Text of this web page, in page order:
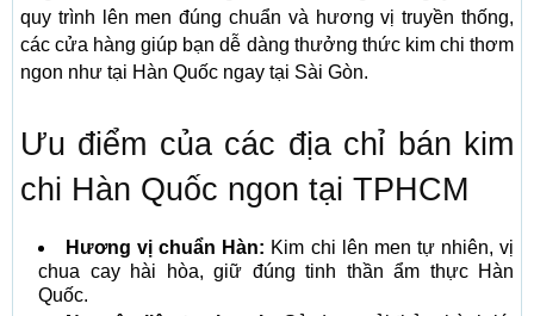
quy trình lên men đúng chuẩn và hương vị truyền thống,
các cửa hàng giúp bạn dễ dàng thưởng thức kim chi thơm
ngon như tại Hàn Quốc ngay tại Sài Gòn.
Ưu điểm của các địa chỉ bán kim
chi Hàn Quốc ngon tại TPHCM
Hương vị chuẩn Hàn: Kim chi lên men tự nhiên, vị
chua cay hài hòa, giữ đúng tinh thần ẩm thực Hàn
Quốc.